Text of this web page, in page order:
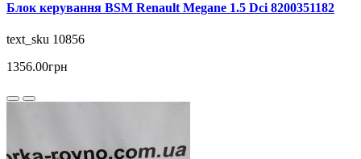
Блок керування BSM Renault Megane 1.5 Dci 8200351182
text_sku 10856
1356.00грн